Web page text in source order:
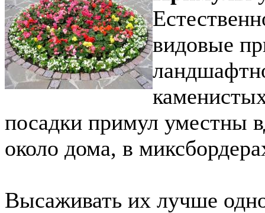
видовые
посадки примул уместны
около дома, в
Высаживать их лучше